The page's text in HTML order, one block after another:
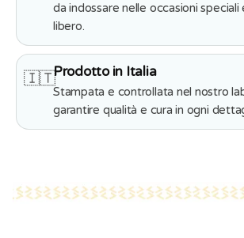
da indossare nelle occasioni
libero.
🇮🇹Prodotto in Italia
Stampata e controllata nel nostro
garantire qualità e cura in ogni